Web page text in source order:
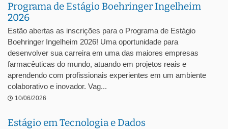
Programa de Estágio Boehringer Ingelheim
2026
Estão abertas as inscrições para o Programa de Estágio
Boehringer Ingelheim 2026! Uma oportunidade para
desenvolver sua carreira em uma das maiores empresas
farmacêuticas do mundo, atuando em projetos reais e
aprendendo com profissionais experientes em um ambiente
colaborativo e inovador. Vag...
10/06/2026
Estágio em Tecnologia e Dados